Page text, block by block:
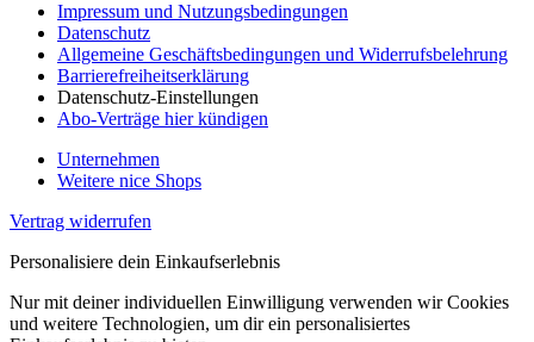
Impressum und Nutzungsbedingungen
Datenschutz
Allgemeine Geschäftsbedingungen und Widerrufsbelehrung
Barrierefreiheitserklärung
Datenschutz-Einstellungen
Abo-Verträge hier kündigen
Unternehmen
Weitere nice Shops
Vertrag widerrufen
Personalisiere dein Einkaufserlebnis
Nur mit deiner individuellen Einwilligung verwenden wir Cookies
und weitere Technologien, um dir ein personalisiertes